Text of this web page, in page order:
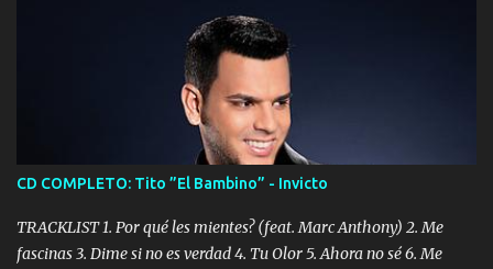
CD COMPLETO: Tito ”El Bambino” - Invicto
TRACKLIST 1. Por qué les mientes? (feat. Marc Anthony) 2. Me
fascinas 3. Dime si no es verdad 4. Tu Olor 5. Ahora no sé 6. Me